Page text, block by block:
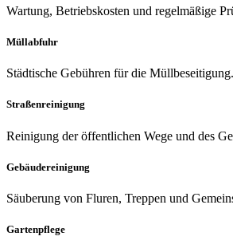
Wartung, Betriebskosten und regelmäßige
Müllabfuhr
Städtische Gebühren für die Müllbeseitigung.
Straßenreinigung
Reinigung der öffentlichen Wege und des
Gebäudereinigung
Säuberung von Fluren, Treppen und
Gartenpflege